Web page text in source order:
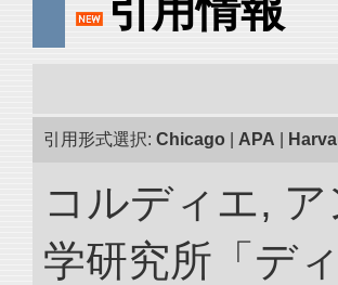
引用情報
引用形式選択: Chicago APA
コルディエ,
学研究所「デ